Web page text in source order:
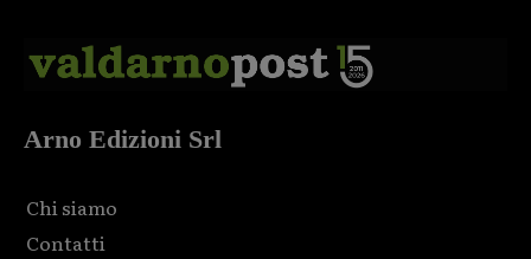
Arno Edizioni Srl
Chi siamo
Contatti